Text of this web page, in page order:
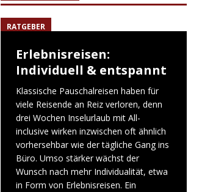
RATGEBER
Erlebnisreisen:
Individuell & entspannt
Klassische Pauschalreisen haben für
viele Reisende an Reiz verloren, denn
drei Wochen Inselurlaub mit All-
inclusive wirken inzwischen oft ähnlich
vorhersehbar wie der tägliche Gang ins
Büro. Umso stärker wächst der
Wunsch nach mehr Individualität, etwa
in Form von Erlebnisreisen. Ein